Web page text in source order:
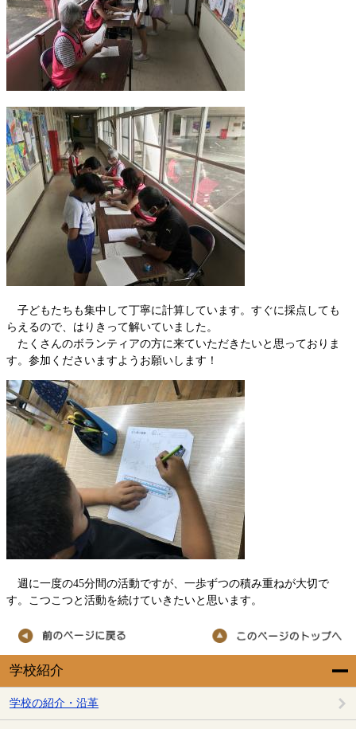
学校紹介
学校の紹介・沿革
子どもたちも集中して丁寧に計算しています。すぐに採点しても
らえるので、はりきって解いていました。
たくさんのボランティアの方に来ていただきたいと思っておりま
す。参加くださいますようお願いします！
週に一度の45分間の活動ですが、一歩ずつの積み重ねが大切で
す。こつこつと活動を続けていきたいと思います。